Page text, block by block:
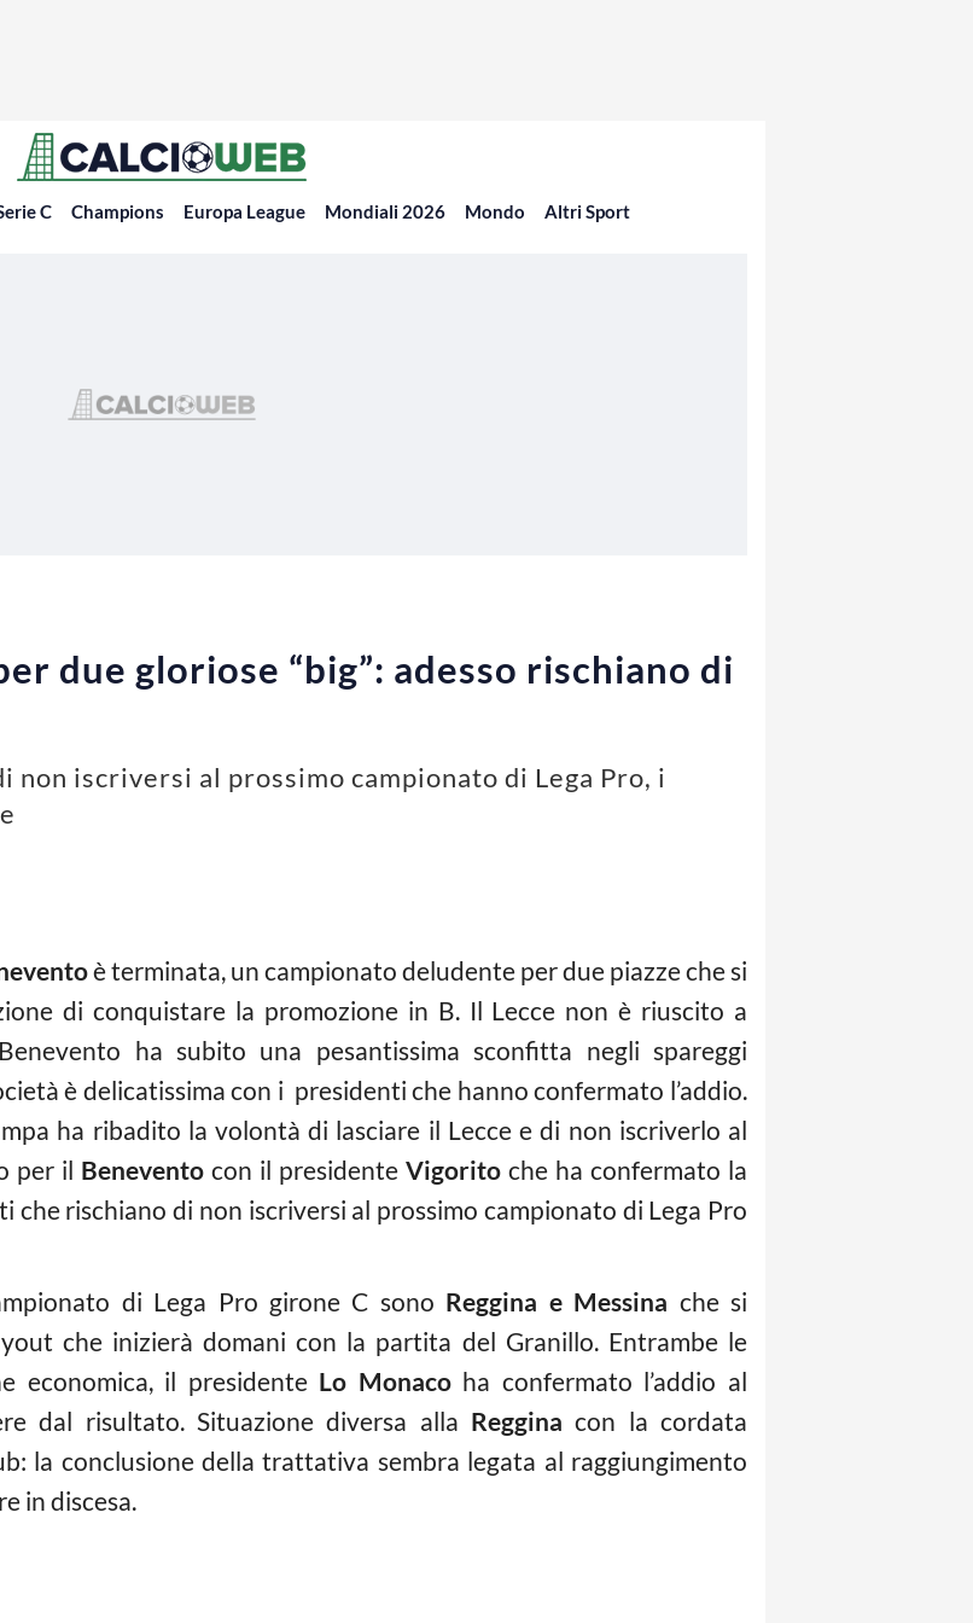
C Champions Europa League Mondiali 2026 Mondo Altri Sport
due gloriose “big”: adesso rischiano di
non iscriversi al prossimo campionato di Lega Pro, i
è terminata, un campionato deludente per due piazze che si
di conquistare la promozione in B. Il Lecce non è riuscito a
ha subito una pesantissima sconfitta negli spareggi
è delicatissima con i presidenti che hanno confermato l’addio.
ha ribadito la volontà di lasciare il Lecce e di non iscriverlo al
per il Benevento con il presidente Vigorito che ha confermato la
che rischiano di non iscriversi al prossimo campionato di Lega Pro
di Lega Pro girone C sono Reggina e Messina che si
che inizierà domani con la partita del Granillo. Entrambe le
economica, il presidente Lo Monacoha confermato l’addio al
dal risultato. Situazione diversa alla Reggina con la cordata
la conclusione della trattativa sembra legata al raggiungimento
in discesa.